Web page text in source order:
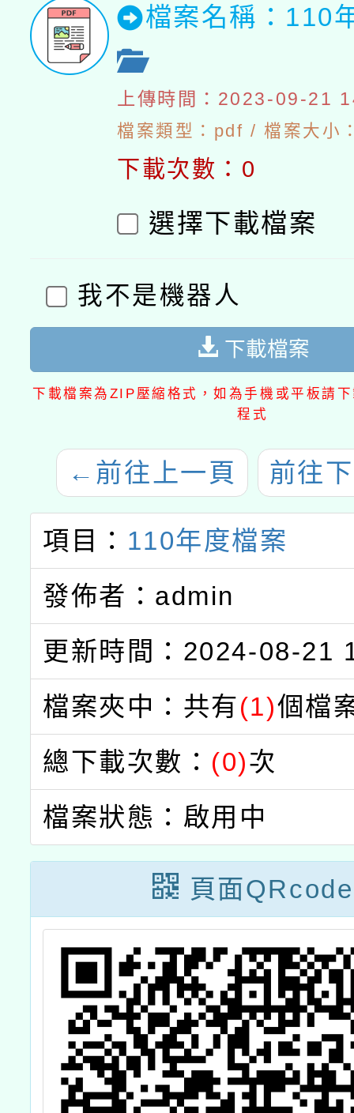
檔案名稱：110
上傳時間：2023-09-21
檔案類型：pdf / 檔案大小
下載次數：0
選擇下載檔案
我不是機器人
下載檔案
下載檔案為ZIP壓縮格式，如為手機或平板請
程式
← 前往上一頁 前往
項目： 110年度檔案
發佈者：admin
更新時間：2024-08-21
檔案夾中：共有(1)個檔
總下載次數： (0)次
檔案狀態：啟用中
頁面QRcode